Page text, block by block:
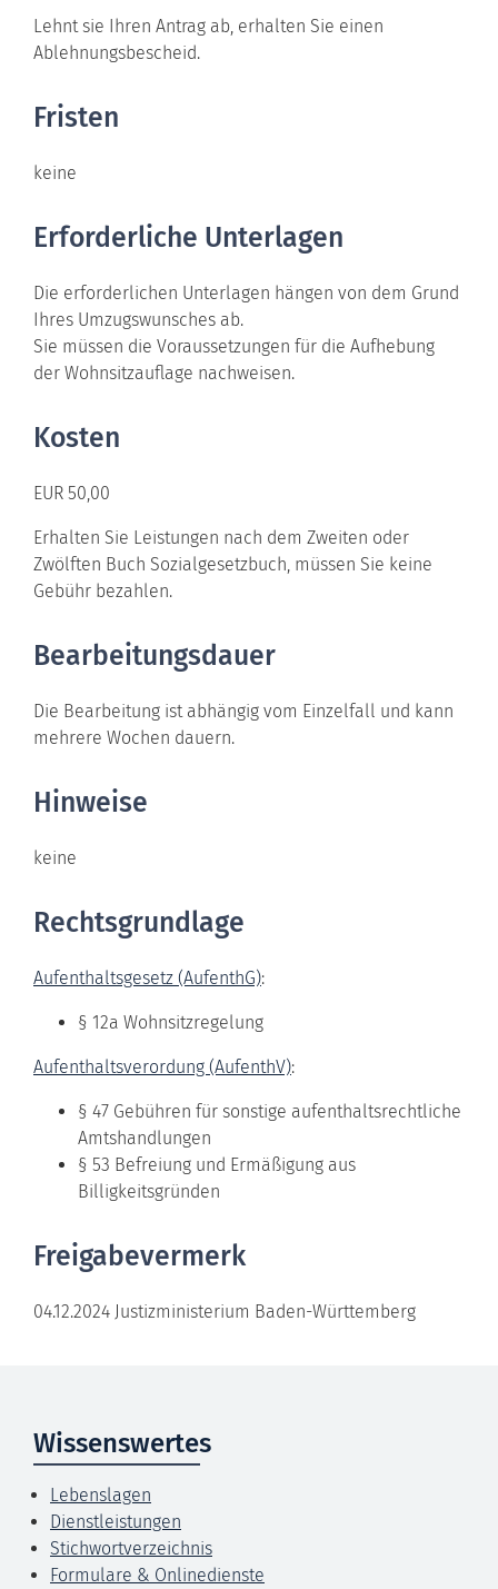
Lehnt sie Ihren Antrag ab, erhalten Sie einen
Ablehnungsbescheid.
Fristen
keine
Erforderliche Unterlagen
Die erforderlichen Unterlagen hängen von dem Grund
Ihres Umzugswunsches ab.
Sie müssen die Voraussetzungen für die Aufhebung
der Wohnsitzauflage nachweisen.
Kosten
EUR 50,00
Erhalten Sie Leistungen nach dem Zweiten oder
Zwölften Buch Sozialgesetzbuch, müssen Sie keine
Gebühr bezahlen.
Bearbeitungsdauer
Die Bearbeitung ist abhängig vom Einzelfall und kann
mehrere Wochen dauern.
Hinweise
keine
Rechtsgrundlage
Aufenthaltsgesetz (AufenthG):
§ 12a Wohnsitzregelung
Aufenthaltsverordung (AufenthV):
§ 47 Gebühren für sonstige aufenthaltsrechtliche
Amtshandlungen
§ 53 Befreiung und Ermäßigung aus
Billigkeitsgründen
Freigabevermerk
04.12.2024 Justizministerium Baden-Württemberg
Wissenswertes
Lebenslagen
Dienstleistungen
Stichwortverzeichnis
Formulare & Onlinedienste